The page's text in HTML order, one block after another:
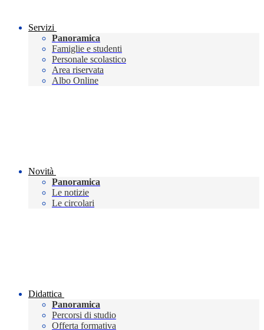
Servizi
Panoramica
Famiglie e studenti
Personale scolastico
Area riservata
Albo Online
Novità
Panoramica
Le notizie
Le circolari
Didattica
Panoramica
Percorsi di studio
Offerta formativa